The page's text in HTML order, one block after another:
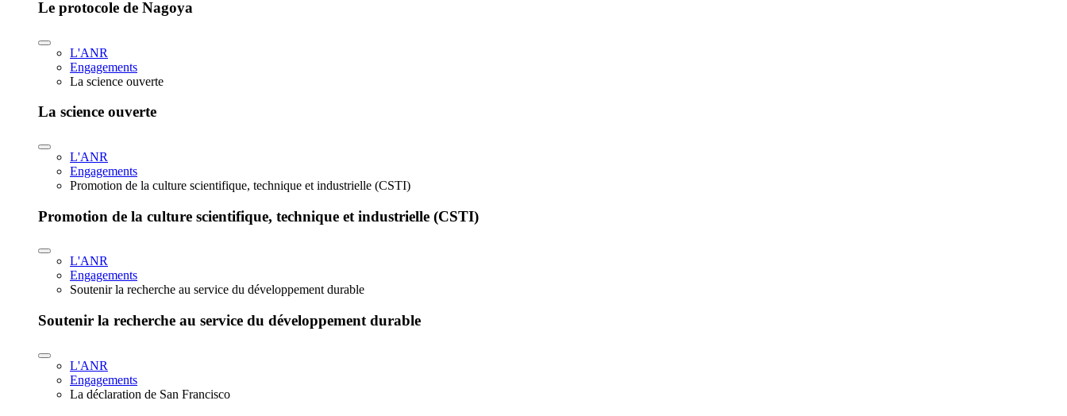
Le protocole de Nagoya
L'ANR
Engagements
La science ouverte
La science ouverte
L'ANR
Engagements
Promotion de la culture scientifique, technique et industrielle (CSTI)
Promotion de la culture scientifique, technique et industrielle (CSTI)
L'ANR
Engagements
Soutenir la recherche au service du développement durable
Soutenir la recherche au service du développement durable
L'ANR
Engagements
La déclaration de San Francisco